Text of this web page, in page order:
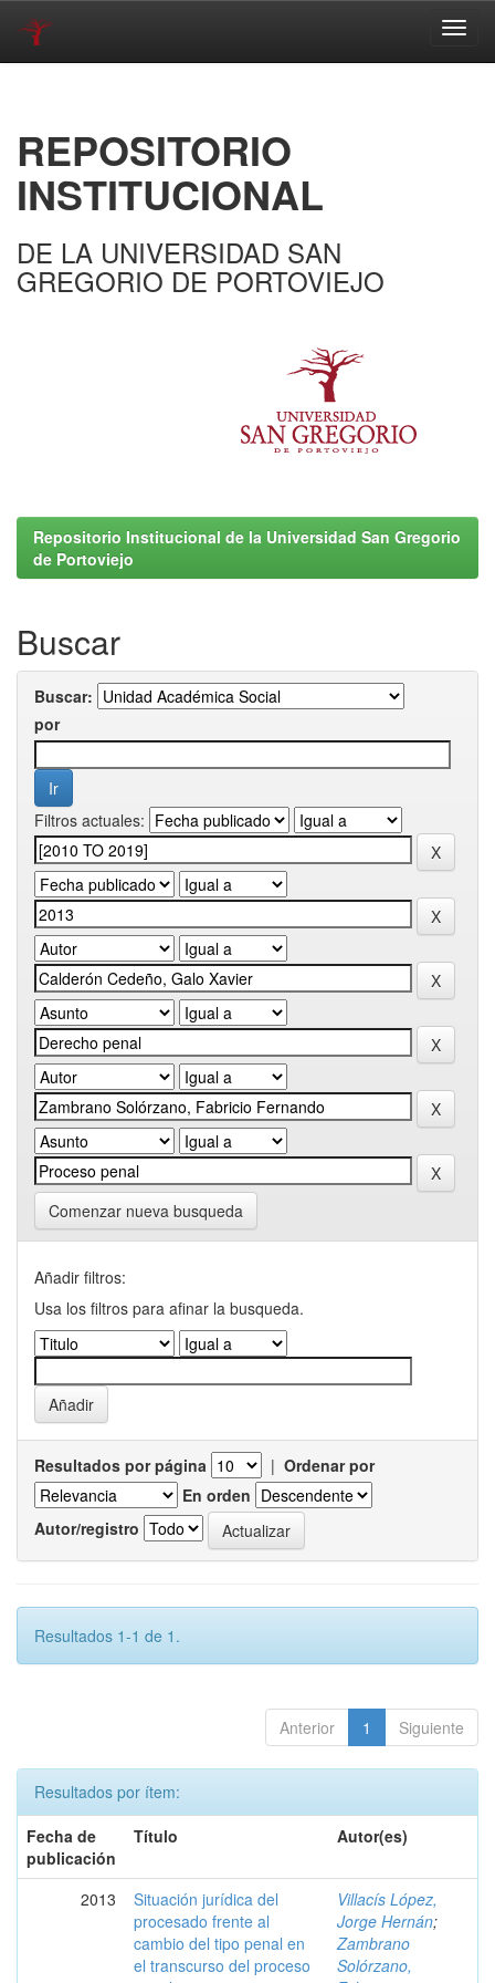
REPOSITORIO
INSTITUCIONAL
DE LA UNIVERSIDAD SAN
GREGORIO DE PORTOVIEJO
Repositorio Institucional de la Universidad San Gregorio
de Portoviejo
Buscar
Buscar:
por
Filtros actuales:
Comenzar nueva busqueda
Añadir filtros:
Usa los filtros para afinar la busqueda.
Resultados por página | Ordenar por
En orden
Autor/registro
Resultados 1-1 de 1.
Anterior 1 Siguiente
Resultados por ítem:
Fecha de
publicación
Título Autor(es)
2013
Situación jurídica del
procesado frente al
cambio del tipo penal en
el transcurso del proceso
Villacís López,
Jorge Hernán;
Zambrano
Solórzano,